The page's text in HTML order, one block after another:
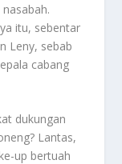
itu, sebentar
Leny, sebab
cabang
dukungan
Lantas,
up bertuah